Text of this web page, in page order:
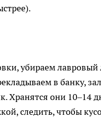
убираем
в банку,
Хранятся они 10–14
следить, чтобы